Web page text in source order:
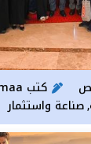
كتب
, صناعة واستثمار